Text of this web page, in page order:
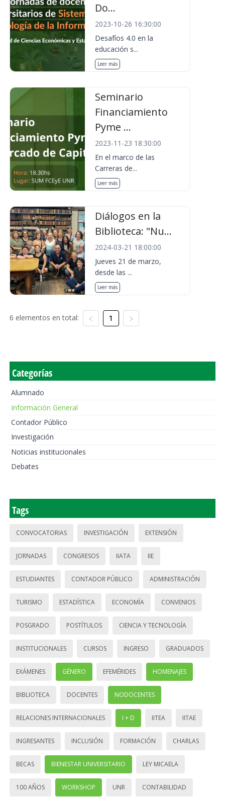
Do...
2023-10-26 16:30:00
Desafíos 4.0 en la
educación s...
Leer más
Seminario
Financiamiento
Pyme ...
2023-11-23 18:30:00
En el marco de las
Carreras de...
Leer más
Diálogos en la
Biblioteca: "Nu...
2024-03-21 18:00:00
Jueves 21 de marzo,
desde las ...
Leer más
6 elementos en total: 1
Categorías
Alumnado
Información General
Contador Público
Investigación
Noticias institucionales
Debates
Tags
CONVOCATORIAS INVESTIGACIÓN EXTENSIÓN
JORNADAS CONGRESOS IIATA IIE
ESTUDIANTES CONTADOR PÚBLICO ADMINISTRACIÓN
TURISMO ESTADÍSTICA ECONOMÍA CONVENIOS
POSGRADO POSTÍTULOS CIENCIA Y TECNOLOGÍA
INSTITUCIONALES CURSOS INGRESO GRADUADOS
EXÁMENES GÉNERO EFEMÉRIDES HOMENAJES
BIBLIOTECA DOCENTES NODOCENTES
RELACIONES INTERNACIONALES I + D IITEA IITAE
INGRESANTES INCLUSIÓN FORMACIÓN CHARLAS
BECAS BIENESTAR UNIVERSITARIO LEY MICAELA
100 AÑOS WORKSHOP UNR CONTABILIDAD